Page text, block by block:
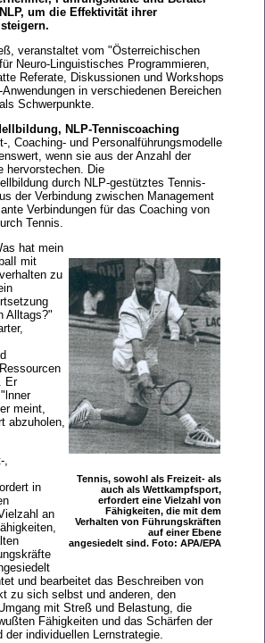
um die Effektivität ihrer
veranstaltet vom "Österreichischen
Neuro-Linguistisches Programmieren,
Referate, Diskussionen und Workshops
in verschiedenen Bereichen
Schwerpunkte.
NLP-Tenniscoaching
, Coaching- und Personalführungsmodelle
wenn sie aus der Anzahl der
hervorstechen. Die
durch NLP-gestütztes Tennis-
der Verbindung zwischen Management
Verbindungen für das Coaching von
Tennis.
Tennis, sowohl als Freizeit- als
auch als Wettkampfsport,
erfordert eine Vielzahl von
Fähigkeiten, die mit dem
Verhalten von Führungskräften
auf einer Ebene
angesiedelt sind. Foto: APA/EPA
hat mein
mit
zu
Alltags?"
Er
meint,
abzuholen,
,
in
an
und bearbeitet das Beschreiben von
zu sich selbst und anderen, den
mit Streß und Belastung, die
Fähigkeiten und das Schärfen der
der individuellen Lernstrategie.